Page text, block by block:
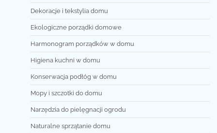
Dekoracje i tekstylia domu
Ekologiczne porządki domowe
Harmonogram porządków w domu
Higiena kuchni w domu
Konserwacja podłóg w domu
Mopy i szczotki do domu
Narzędzia do pielęgnacji ogrodu
Naturalne sprzątanie domu